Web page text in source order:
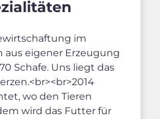
im
eigener Erzeugung
Schafe. Uns liegt das
wo den Tieren
wird das Futter für